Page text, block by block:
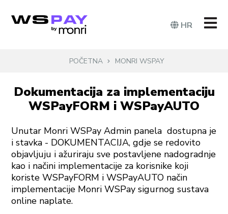
HR
POČETNA MONRI WSPAY
Dokumentacija za implementaciju
WSPayFORM i WSPayAUTO
Unutar Monri WSPay Admin panela dostupna je
i stavka - DOKUMENTACIJA, gdje se redovito
objavljuju i ažuriraju sve postavljene nadogradnje
kao i načini implementacije za korisnike koji
koriste WSPayFORM i WSPayAUTO način
implementacije Monri WSPay sigurnog sustava
online naplate.